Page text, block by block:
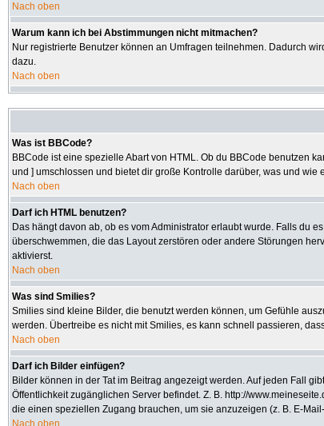
Nach oben
Warum kann ich bei Abstimmungen nicht mitmachen?
Nur registrierte Benutzer können an Umfragen teilnehmen. Dadurch
dazu.
Nach oben
Was ist BBCode?
BBCode ist eine spezielle Abart von HTML. Ob du BBCode benutzen
und ] umschlossen und bietet dir große Kontrolle darüber, was und
Nach oben
Darf ich HTML benutzen?
Das hängt davon ab, ob es vom Administrator erlaubt wurde. Falls du
überschwemmen, die das Layout zerstören oder andere Störungen
aktivierst.
Nach oben
Was sind Smilies?
Smilies sind kleine Bilder, die benutzt werden können, um Gefühle
werden. Übertreibe es nicht mit Smilies, es kann schnell passieren,
Nach oben
Darf ich Bilder einfügen?
Bilder können in der Tat im Beitrag angezeigt werden. Auf jeden Fall
Öffentlichkeit zugänglichen Server befindet. Z. B. http://
die einen speziellen Zugang brauchen, um sie anzuzeigen (z. B. E-
Nach oben